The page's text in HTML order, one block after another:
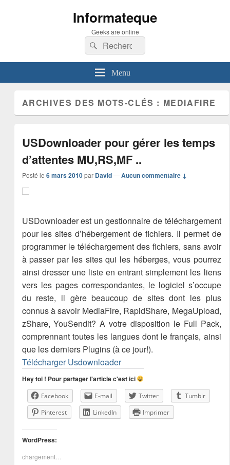
Informateque
Geeks are online
Recherche :
Rechercher
Menu
ARCHIVES DES MOTS-CLÉS : MEDIAFIRE
USDownloader pour gérer les temps
d’attentes MU,RS,MF ..
Posté le 6 mars 2010 par David —Aucun commentaire ↓
USDownloader est un gestionnaire de téléchargement
pour les sites d’hébergement de fichiers. Il permet de
programmer le téléchargement des fichiers, sans avoir
à passer par les sites qui les héberges, vous pourrez
ainsi dresser une liste en entrant simplement les liens
vers les pages correspondantes, le logiciel s’occupe
du reste, il gère beaucoup de sites dont les plus
connus à savoir MediaFire, RapidShare, MegaUpload,
zShare, YouSendit? A votre disposition le Full Pack,
comprennant toutes les langues dont le français, ainsi
que les derniers Plugins (à ce jour!).
Télécharger Usdownloader
Hey toi ! Pour partager l'article c'est ici
Facebook E-mail Twitter
Tumblr
Pinterest
LinkedIn Imprimer
WordPress:
chargement…